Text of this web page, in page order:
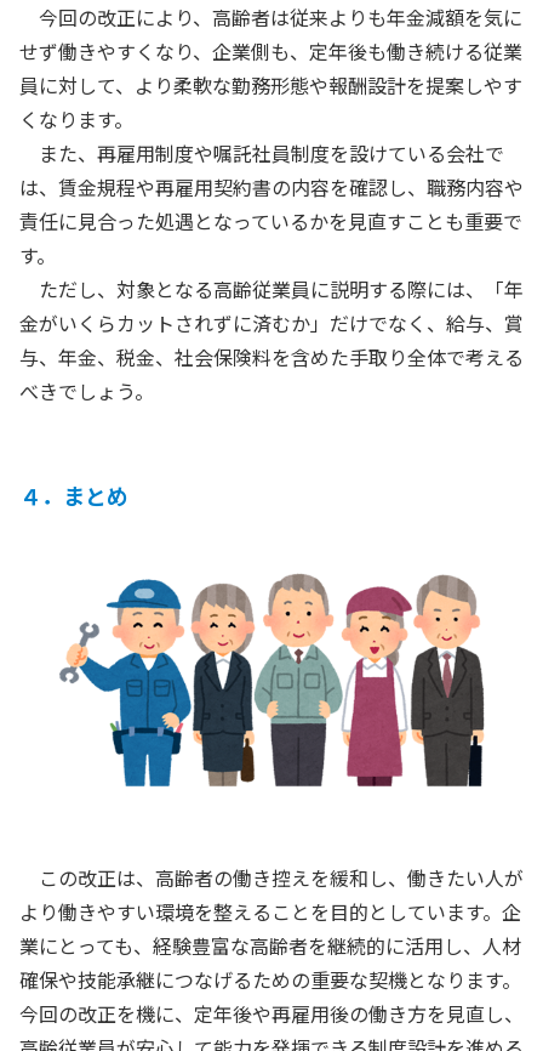
今回の改正により、高齢者は従来よりも年金減額を気に
せず働きやすくなり、企業側も、定年後も働き続ける従業
員に対して、より柔軟な勤務形態や報酬設計を提案しやす
くなります。
また、再雇用制度や嘱託社員制度を設けている会社で
は、賃金規程や再雇用契約書の内容を確認し、職務内容や
責任に見合った処遇となっているかを見直すことも重要で
す。
ただし、対象となる高齢従業員に説明する際には、「年
金がいくらカットされずに済むか」だけでなく、給与、賞
与、年金、税金、社会保険料を含めた手取り全体で考える
べきでしょう。
４．まとめ
この改正は、高齢者の働き控えを緩和し、働きたい人が
より働きやすい環境を整えることを目的としています。企
業にとっても、経験豊富な高齢者を継続的に活用し、人材
確保や技能承継につなげるための重要な契機となります。
今回の改正を機に、定年後や再雇用後の働き方を見直し、